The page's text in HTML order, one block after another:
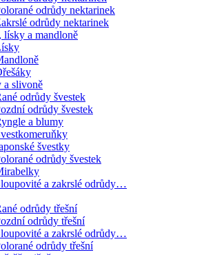
odrůdy nektarinek
odrůdy nektarinek
lísky a mandloně
a slivoně
odrůdy švestek
odrůdy švestek
a blumy
švestky
odrůdy švestek
a zakrslé odrůdy…
odrůdy třešní
odrůdy třešní
a zakrslé odrůdy…
odrůdy třešní